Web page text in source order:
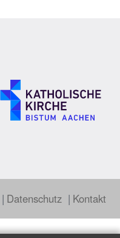
Datenschutz Kontakt